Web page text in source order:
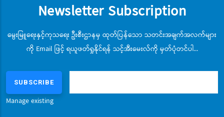
Newsletter Subscription
မွေးမြူရေးနှင့်ကုသရေး ဦးစီးဌာနမှ ထုတ်ပြန်သော သတင်းအချက်အလက်များ
ကို Email ဖြင့် ရယူဖတ်ရှုနိုင်ရန် သင့်အီးမေးလ်ကို မှတ်ပုံတင်ပါ...
Manage existing